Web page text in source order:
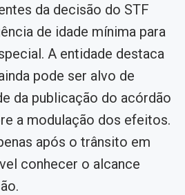
da decisão do STF
de idade mínima para
A entidade destaca
pode ser alvo de
da publicação do acórdão
a modulação dos efeitos.
após o trânsito em
conhecer o alcance